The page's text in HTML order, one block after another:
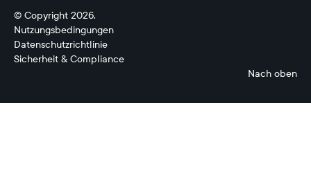
© Copyright 2026.
Nutzungsbedingungen
Datenschutzrichtlinie
Sicherheit & Compliance
Nach oben